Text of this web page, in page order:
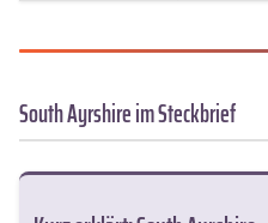
South Ayrshire im Steckbrief